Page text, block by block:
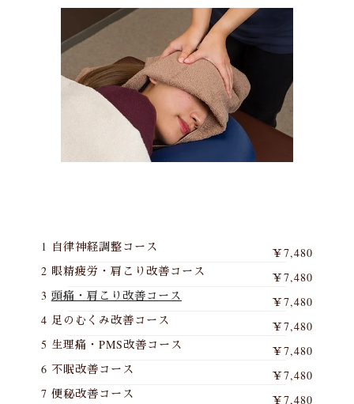
1 自律神経調整コース
￥7,480
2 眼精疲労・肩こり改善コース
￥7,480
3 頭痛・肩こり改善コース
￥7,480
4 足のむくみ改善コース
￥7,480
5 生理痛・PMS改善コース
￥7,480
6 不眠改善コース
￥7,480
7 便秘改善コース
￥7,480